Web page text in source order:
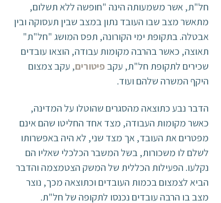
חל"ת, אשר משמעותה הינה "חופשה ללא תשלום,
מתאשר מצב שבו העובד נתון במצב שבין תעסוקה ובין
אבטלה. בתקופת ימי הקורונה, תפס המושג "חל"ת"
תאוצה, כאשר בהרבה מקומות עבודה, הוצאו עובדים
שכירים לתקופת חל"ת, עקב פיטורים, עקב צמצום
היקף המשרה שלהם ועוד.
הדבר נבע כתוצאה מהסגרים שהוטלו על המדינה,
כאשר מקומות העבודה, מצד אחד החליטו שהם אינם
מפטרים את העובד, אך מצד שני, לא היה באפשרותו
לשלם לו משכורות, בשל המשבר הכלכלי שאליו הם
נקלעו. הפעילות הכללית של המשק הצטמצמה והדבר
הביא לצמצום בכמות העובדים וכתוצאה מכך, נוצר
מצב בו הרבה עובדים נכנסו לתקופה של חל"ת.